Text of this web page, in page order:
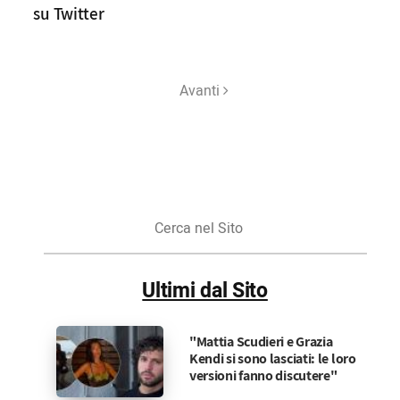
su Twitter
Avanti
Sito
Ultimi dal Sito
"Mattia Scudieri e Grazia
Kendi si sono lasciati: le loro
versioni fanno discutere"